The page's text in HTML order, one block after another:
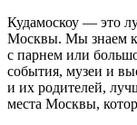
Кудамоскоу — это
Москвы. Мы знаем
с парнем или
события, музеи и
и их родителей,
места Москвы,